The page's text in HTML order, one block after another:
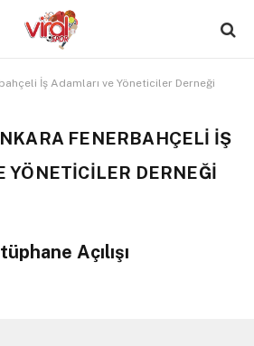
İş Adamları ve Yöneticiler Derneği
FENERBAHÇELI İŞ
YÖNETICILER DERNEĞI
Açılışı